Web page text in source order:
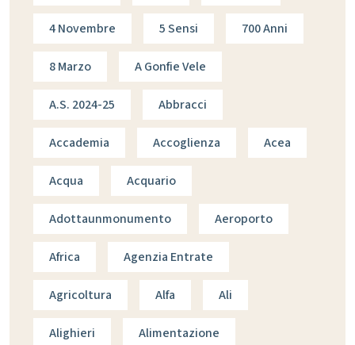
4 Novembre 5 Sensi 700 Anni
8 Marzo A Gonfie Vele
A.s. 2024-25 Abbracci
Accademia Accoglienza Acea
Acqua Acquario
Adottaunmonumento Aeroporto
Africa Agenzia Entrate
Agricoltura Alfa Ali
Alighieri Alimentazione